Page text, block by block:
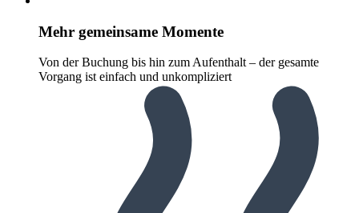
Mehr gemeinsame Momente
Von der Buchung bis hin zum Aufenthalt – der gesamte
Vorgang ist einfach und unkompliziert